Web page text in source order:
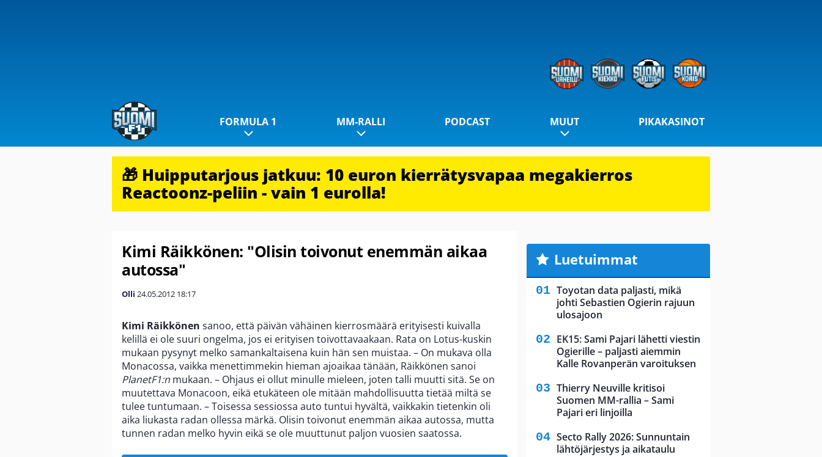
FORMULA 1 MM-RALLI PODCAST MUUT PIKAKASINOT
🎁 Huipputarjous jatkuu: 10 euron kierrätysvapaa megakierros
Reactoonz-peliin - vain 1 eurolla!
Kimi Räikkönen: "Olisin toivonut enemmän aikaa
autossa"
Olli 24.05.2012 18:17
Kimi Räikkönen sanoo, että päivän vähäinen kierrosmäärä erityisesti kuivalla
kelillä ei ole suuri ongelma, jos ei erityisen toivottavaakaan. Rata on Lotus-kuskin
mukaan pysynyt melko samankaltaisena kuin hän sen muistaa. – On mukava olla
Monacossa, vaikka menettimmekin hieman ajoaikaa tänään, Räikkönen sanoi
PlanetF1:n mukaan. – Ohjaus ei ollut minulle mieleen, joten talli muutti sitä. Se on
muutettava Monacoon, eikä etukäteen ole mitään mahdollisuutta tietää miltä se
tulee tuntumaan. – Toisessa sessiossa auto tuntui hyvältä, vaikkakin tietenkin oli
aika liukasta radan ollessa märkä. Olisin toivonut enemmän aikaa autossa, mutta
tunnen radan melko hyvin eikä se ole muuttunut paljon vuosien saatossa.
Luetuimmat
Toyotan data paljasti, mikä
johti Sebastien Ogierin rajuun
ulosajoon
EK15: Sami Pajari lähetti viestin
Ogierille – paljasti aiemmin
Kalle Rovanperän varoituksen
Thierry Neuville kritisoi
Suomen MM-rallia – Sami
Pajari eri linjoilla
Secto Rally 2026: Sunnuntain
lähtöjärjestys ja aikataulu